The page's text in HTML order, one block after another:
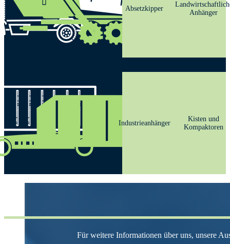
Absetzkipper
Anhänger
Industrieanhänger
Kisten und
Kompaktoren
Für weitere Informationen über uns, unsere